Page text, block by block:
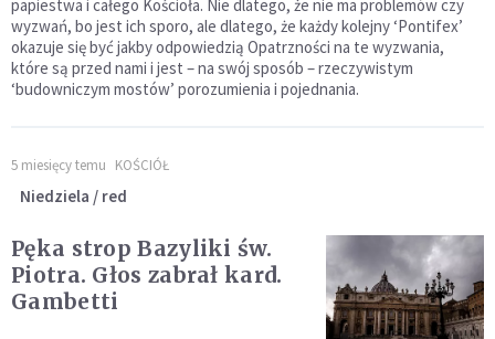
papiestwa i całego Kościoła. Nie dlatego, że nie ma problemów czy
wyzwań, bo jest ich sporo, ale dlatego, że każdy kolejny ‘Pontifex’
okazuje się być jakby odpowiedzią Opatrzności na te wyzwania,
które są przed nami i jest – na swój sposób – rzeczywistym
‘budowniczym mostów’ porozumienia i pojednania.
5 miesięcy temu KOŚCIÓŁ
Niedziela / red
Pęka strop Bazyliki św.
Piotra. Głos zabrał kard.
Gambetti